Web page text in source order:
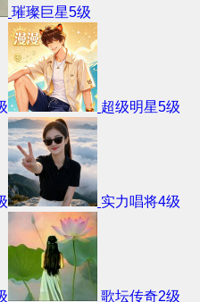
璀璨巨星5级
超级明星5级
实力唱将4级
歌坛传奇2级